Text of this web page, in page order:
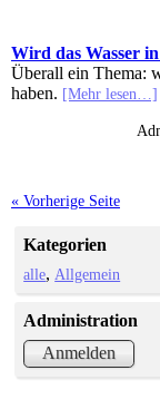
Wird das Wasser
Überall ein Thema:
haben. [Mehr lesen…]
« Vorherige Seite
Kategorien
alle Allgemein
Administration
Anmelden